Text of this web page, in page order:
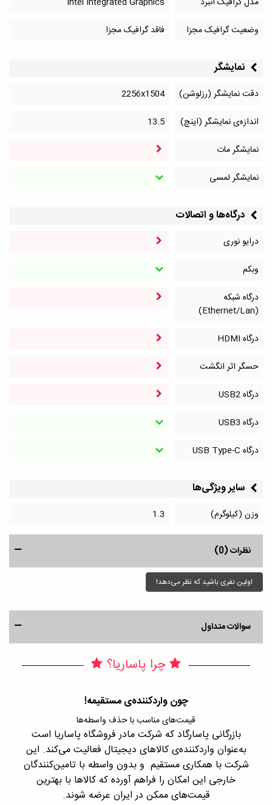
وضعیت گرافیک مجزا
فاقد گرافیک مجزا
نمایشگر
دقت نمایشگر (رزلوشن)
2256x1504
اندازه‌ی نمایشگر (اینچ)
13.5
نمایشگر مات
نمایشگر لمسی
درگاه‌ها و اتصالات
درایو نوری
وبکم
درگاه شبکه
(Ethernet/Lan)
درگاه HDMI
حسگر اثر انگشت
درگاه‌ USB2
درگاه‌ USB3
درگاه‌ USB Type-C
سایر ویژگی‌ها
وزن (کیلوگرم) 1.3
نظرات (0)
اولین نفری باشید که نظر می‌دهد!
سوالات متداول
چرا پاساریا؟
چون واردکننده‌ی مستقیمه!
قیمت‌های مناسب با حذف واسطه‌ها
بازرگانی پاسارگاد که شرکت مادر فروشگاه پاساریا است
به‌عنوان واردکننده‌ی کالاهای دیجیتال فعالیت می‌کند. این
شرکت با همکاری مستقیم و بدون واسطه با تامین‌کنندگان
خارجی این امکان را فراهم آورده که کالاها با بهترین
قیمت‌های ممکن در ایران عرضه شوند.